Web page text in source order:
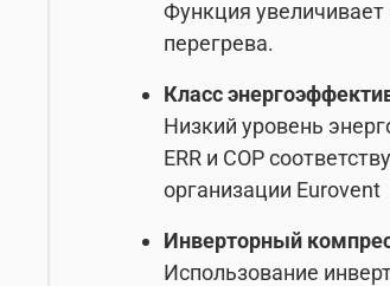
Функция
перегрева.
Класс
Низкий уровень
ERR и COP
организации Eurovent
Инверторный
Использование